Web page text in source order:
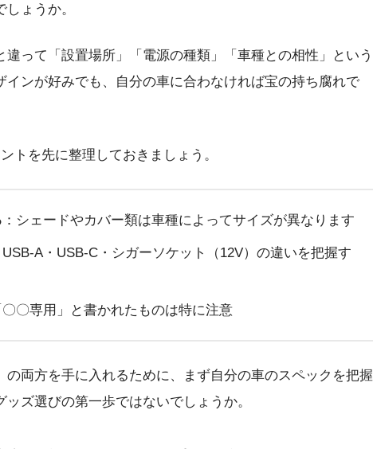
ょうか。
違って「設置場所」「電源の種類」「車種との相性」という
インが好みでも、自分の車に合わなければ宝の持ち腐れで
トを先に整理しておきましょう。
：シェードやカバー類は車種によってサイズが異なります
USB-A・USB-C・シガーソケット（12V）の違いを把握す
〇〇専用」と書かれたものは特に注意
の両方を手に入れるために、まず自分の車のスペックを把握
ズ選びの第一歩ではないでしょうか。